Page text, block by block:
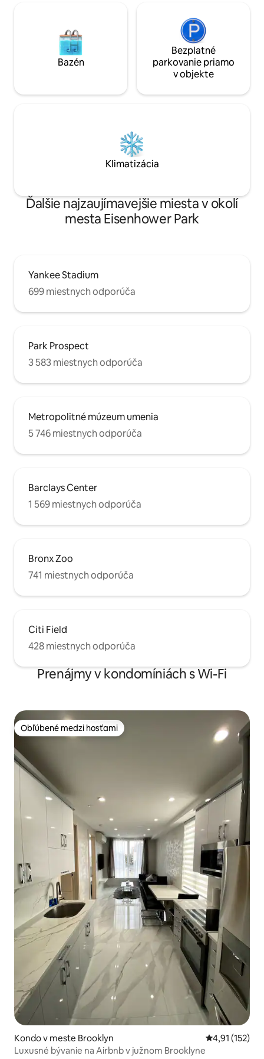
Bazén
Bezplatné
parkovanie priamo
v objekte
Klimatizácia
Ďalšie najzaujímavejšie miesta v okolí
mesta Eisenhower Park
Yankee Stadium
699 miestnych odporúča
Park Prospect
3 583 miestnych odporúča
Metropolitné múzeum umenia
5 746 miestnych odporúča
Barclays Center
1 569 miestnych odporúča
Bronx Zoo
741 miestnych odporúča
Citi Field
428 miestnych odporúča
Prenájmy v kondomíniách s Wi-Fi
Obľúbené medzi hosťami
Obľúbené medzi hosťami
Kondo v meste Brooklyn Priemerné
4,91 (152)
Luxusné bývanie na Airbnb v južnom Brooklyne